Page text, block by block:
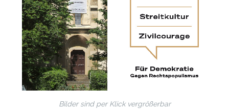
Bilder sind per Klick vergrößerbar